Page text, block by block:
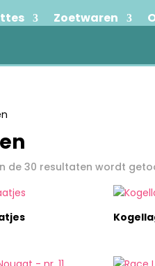
Zoetwaren
de 30 resultaten wordt